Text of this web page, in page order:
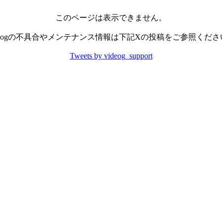
このページは表示できません。
の不具合やメンテナンス情報は下記Xの投稿をご参照くださ
Tweets by videog_support